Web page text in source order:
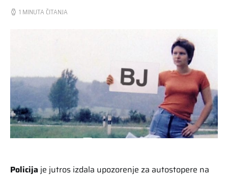
1 MINUTA ČITANJA
Policija je jutros izdala upozorenje za autostopere na